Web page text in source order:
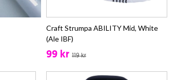
Craft Strumpa ABILITY Mid, White
(Ale IBF)
99 kr 119 kr